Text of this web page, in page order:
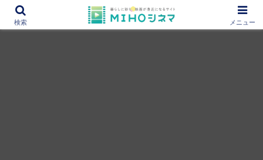
12000作品を紹介！あなたの映画図書館『MIHOシネマ』
検索 メニュー